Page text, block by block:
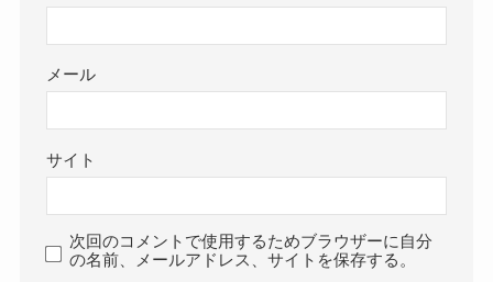
メール
サイト
次回のコメントで使用するためブラウザーに自分
の名前、メールアドレス、サイトを保存する。